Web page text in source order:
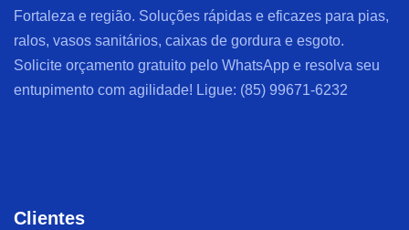
Fortaleza e região. Soluções rápidas e eficazes para pias,
ralos, vasos sanitários, caixas de gordura e esgoto.
Solicite orçamento gratuito pelo WhatsApp e resolva seu
entupimento com agilidade! Ligue: (85) 99671-6232
Clientes